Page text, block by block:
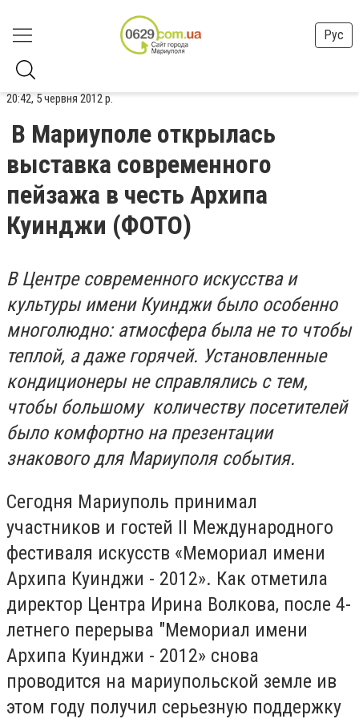
Рус
20:42, 5 червня 2012 р.
В Мариуполе открылась
выставка современного
пейзажа в честь Архипа
Куинджи (ФОТО)
В Центре современного искусства и
культуры имени Куинджи было особенно
многолюдно: атмосфера была не то чтобы
теплой, а даже горячей. Установленные
кондиционеры не справлялись с тем,
чтобы большому количеству посетителей
было комфортно на презентации
знакового для Мариуполя события.
Сегодня Мариуполь принимал
участников и гостей II Международного
фестиваля искусств «Мемориал имени
Архипа Куинджи - 2012». Как отметила
директор Центра Ирина Волкова, после 4-
летнего перерыва "Мемориал имени
Архипа Куинджи - 2012» снова
проводится на мариупольской земле ив
этом году получил серьезную поддержку